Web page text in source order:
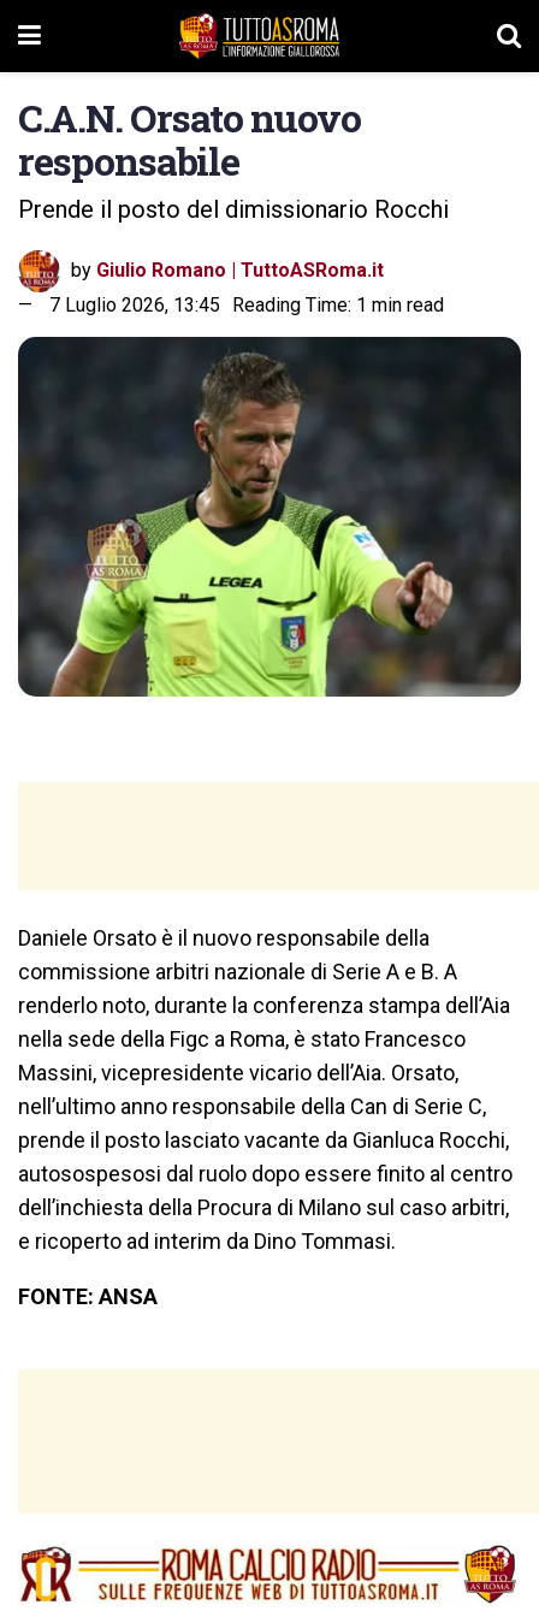
C.A.N. Orsato nuovo
responsabile
Prende il posto del dimissionario Rocchi
by Giulio Romano | TuttoASRoma.it
7 Luglio 2026, 13:45
Reading Time: 1 min read
Daniele Orsato è il nuovo responsabile della
commissione arbitri nazionale di Serie A e B. A
renderlo noto, durante la conferenza stampa dell’Aia
nella sede della Figc a Roma, è stato Francesco
Massini, vicepresidente vicario dell’Aia. Orsato,
nell’ultimo anno responsabile della Can di Serie C,
prende il posto lasciato vacante da Gianluca Rocchi,
autosospesosi dal ruolo dopo essere finito al centro
dell’inchiesta della Procura di Milano sul caso arbitri,
e ricoperto ad interim da Dino Tommasi.
FONTE: ANSA